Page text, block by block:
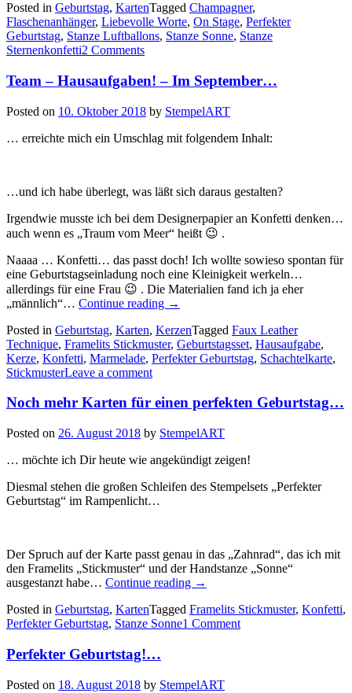
Posted in Geburtstag, KartenTagged Champagner,
Flaschenanhänger, Liebevolle Worte, On Stage, Perfekter
Geburtstag, Stanze Luftballons, Stanze Sonne, Stanze
Sternenkonfetti2 Comments
Team – Hausaufgaben! – Im September…
Posted on 10. Oktober 2018 by StempelART
… erreichte mich ein Umschlag mit folgendem Inhalt:
…und ich habe überlegt, was läßt sich daraus gestalten?
Irgendwie musste ich bei dem Designerpapier an Konfetti denken…
auch wenn es „Traum vom Meer“ heißt 😉 .
Naaaa … Konfetti… das passt doch! Ich wollte sowieso spontan für
eine Geburtstagseinladung noch eine Kleinigkeit werkeln…
allerdings für eine Frau 😉 . Die Materialien fand ich ja eher
„männlich“… Continue reading „Team
Hausaufgaben!
–
Im
→
Posted in Geburtstag, Karten, KerzenTagged Faux Leather
Technique, Framelits Stickmuster, Geburtstagsset, Hausaufgabe,
Kerze, Konfetti, Marmelade, Perfekter Geburtstag, Schachtelkarte,
StickmusterLeave a comment
Noch mehr Karten für einen perfekten Geburtstag…
Posted on 26. August 2018 by StempelART
… möchte ich Dir heute wie angekündigt zeigen!
Diesmal stehen die großen Schleifen des Stempelsets „Perfekter
Geburtstag“ im Rampenlicht…
Der Spruch auf der Karte passt genau in das „Zahnrad“, das ich mit
den Framelits „Stickmuster“ und der Handstanze „Sonne“
ausgestanzt habe… Continue reading „Noch
Karten
für
→
Posted in Geburtstag, KartenTagged Framelits Stickmuster, Konfetti,
Perfekter Geburtstag, Stanze Sonne1 Comment
Perfekter Geburtstag!…
Posted on 18. August 2018 by StempelART